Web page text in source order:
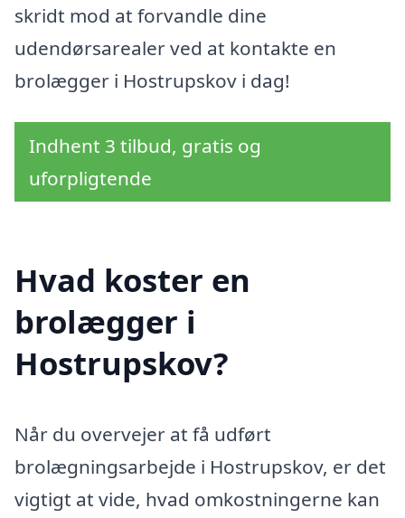
skridt mod at forvandle dine
udendørsarealer ved at kontakte en
brolægger i Hostrupskov i dag!
Indhent 3 tilbud, gratis og
uforpligtende
Hvad koster en
brolægger i
Hostrupskov?
Når du overvejer at få udført
brolægningsarbejde i Hostrupskov, er det
vigtigt at vide, hvad omkostningerne kan